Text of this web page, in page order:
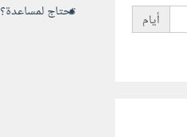
تحتاج لمساعدة؟
أيام